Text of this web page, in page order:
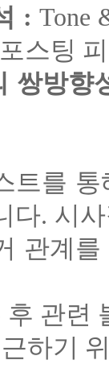
: Tone
스팅
쌍방향
트를
다. 시
관계
관련
하기